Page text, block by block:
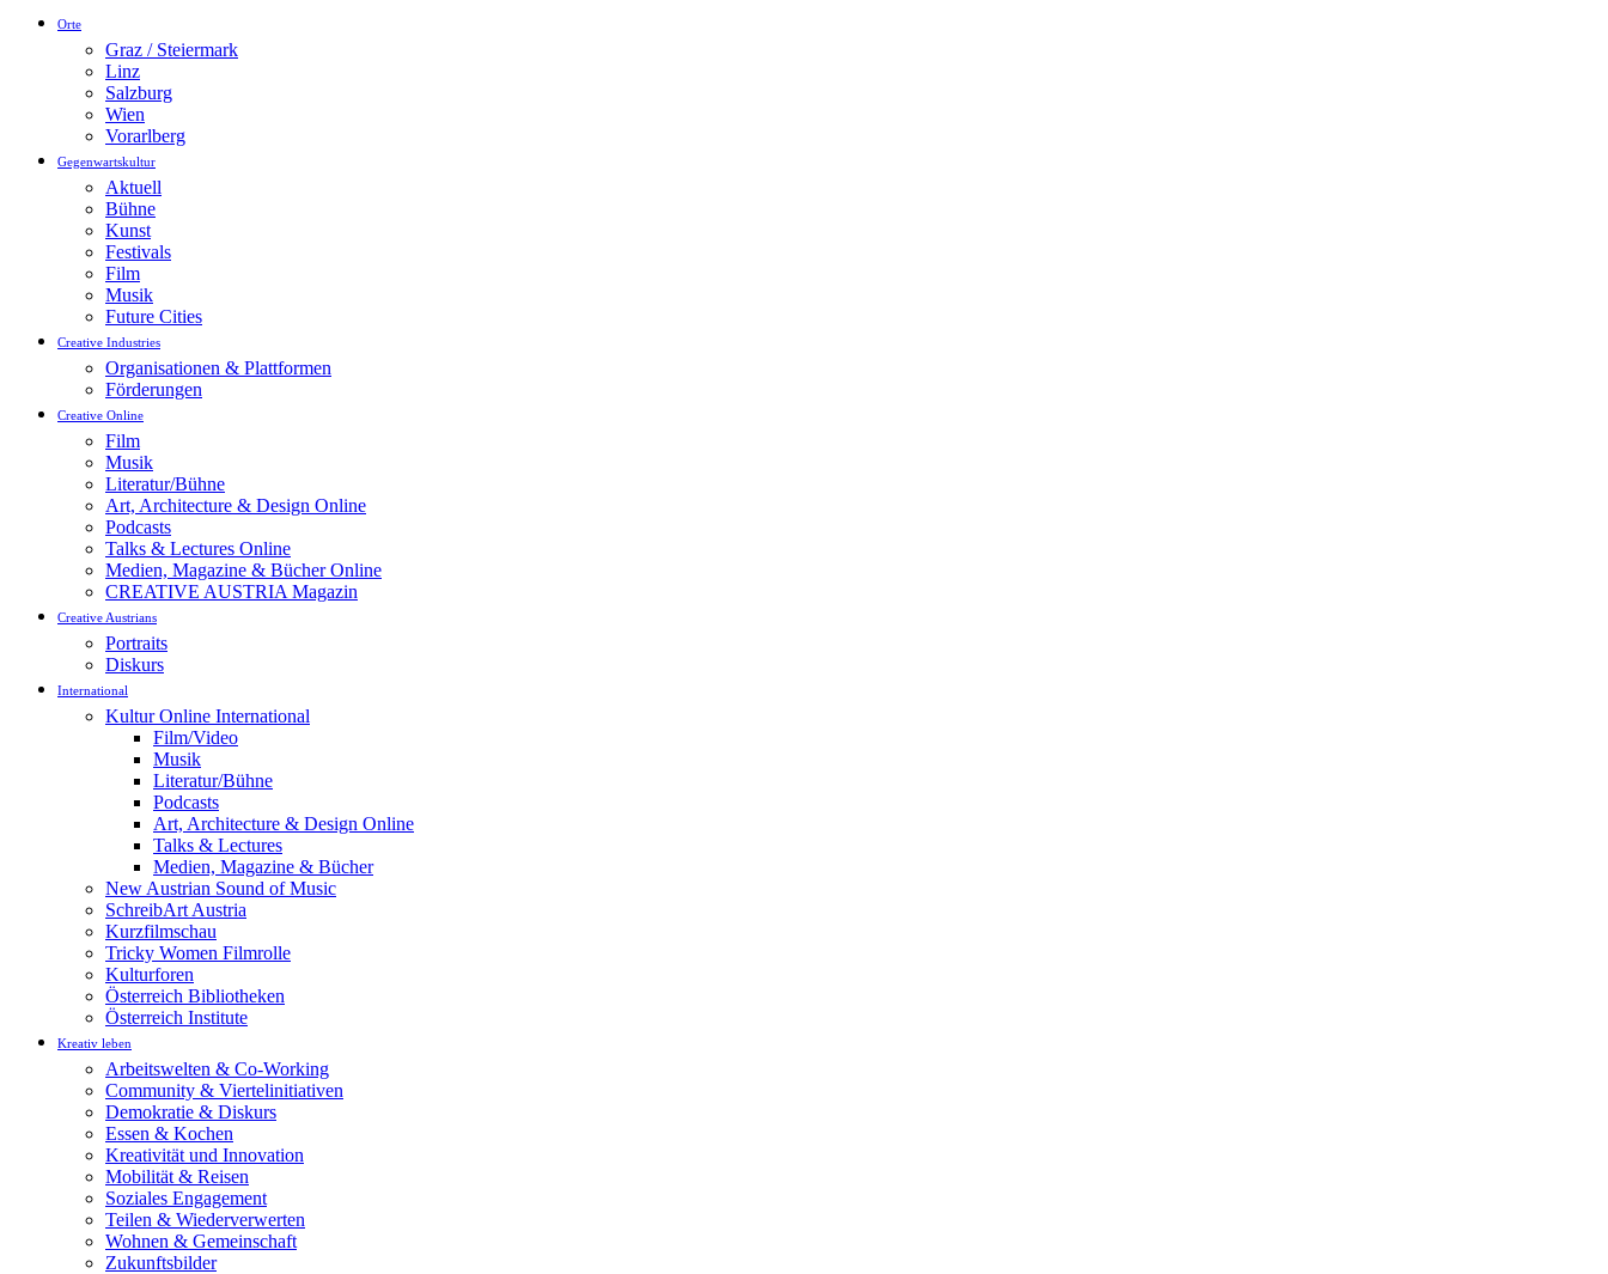
Orte
Graz / Steiermark
Linz
Salzburg
Wien
Vorarlberg
Gegenwartskultur
Aktuell
Bühne
Kunst
Festivals
Film
Musik
Future Cities
Creative Industries
Organisationen & Plattformen
Förderungen
Creative Online
Film
Musik
Literatur/Bühne
Art, Architecture & Design Online
Podcasts
Talks & Lectures Online
Medien, Magazine & Bücher Online
CREATIVE AUSTRIA Magazin
Creative Austrians
Portraits
Diskurs
International
Kultur Online International
Film/Video
Musik
Literatur/Bühne
Podcasts
Art, Architecture & Design Online
Talks & Lectures
Medien, Magazine & Bücher
New Austrian Sound of Music
SchreibArt Austria
Kurzfilmschau
Tricky Women Filmrolle
Kulturforen
Österreich Bibliotheken
Österreich Institute
Kreativ leben
Arbeitswelten & Co-Working
Community & Viertelinitiativen
Demokratie & Diskurs
Essen & Kochen
Kreativität und Innovation
Mobilität & Reisen
Soziales Engagement
Teilen & Wiederverwerten
Wohnen & Gemeinschaft
Zukunftsbilder